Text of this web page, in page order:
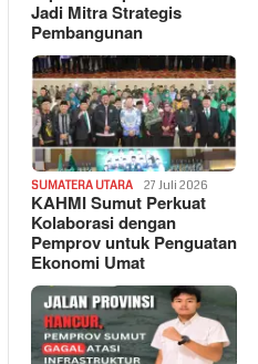
Jadi Mitra Strategis
Pembangunan
SUMATERA UTARA 27 Juli 2026
KAHMI Sumut Perkuat
Kolaborasi dengan
Pemprov untuk Penguatan
Ekonomi Umat